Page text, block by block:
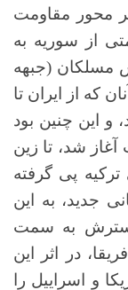
محور مقاومت
از سوریه به
مسلکان (جبهه
که از ایران تا
و این چنین بود
شد، تا زین
پی گرفته
جدید، به این
گسترش به سمت
در اثر این
و اسراییل را